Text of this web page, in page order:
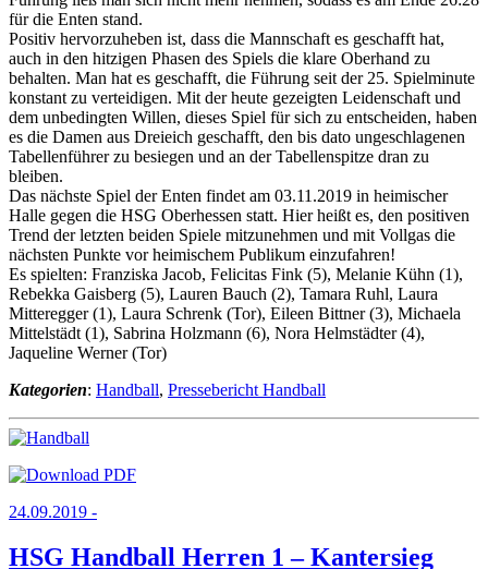
für die Enten stand.
Positiv hervorzuheben ist, dass die Mannschaft es geschafft hat,
auch in den hitzigen Phasen des Spiels die klare Oberhand zu
behalten. Man hat es geschafft, die Führung seit der 25. Spielminute
konstant zu verteidigen. Mit der heute gezeigten Leidenschaft und
dem unbedingten Willen, dieses Spiel für sich zu entscheiden, haben
es die Damen aus Dreieich geschafft, den bis dato ungeschlagenen
Tabellenführer zu besiegen und an der Tabellenspitze dran zu
bleiben.
Das nächste Spiel der Enten findet am 03.11.2019 in heimischer
Halle gegen die HSG Oberhessen statt. Hier heißt es, den positiven
Trend der letzten beiden Spiele mitzunehmen und mit Vollgas die
nächsten Punkte vor heimischem Publikum einzufahren!
Es spielten: Franziska Jacob, Felicitas Fink (5), Melanie Kühn (1),
Rebekka Gaisberg (5), Lauren Bauch (2), Tamara Ruhl, Laura
Mitteregger (1), Laura Schrenk (Tor), Eileen Bittner (3), Michaela
Mittelstädt (1), Sabrina Holzmann (6), Nora Helmstädter (4),
Jaqueline Werner (Tor)
Kategorien: Handball, Pressebericht Handball
24.09.2019 -
HSG Handball Herren 1 – Kantersieg